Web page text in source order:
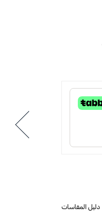
دليل المقاسات